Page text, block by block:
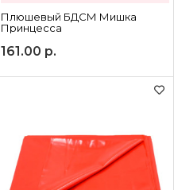
Плюшевый БДСМ Мишка
Принцесса
161.00 р.